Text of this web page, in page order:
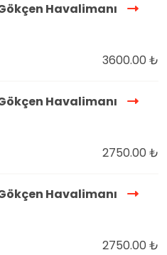
Havalimanı
3600.00 ₺
Havalimanı
2750.00 ₺
Havalimanı
2750.00 ₺